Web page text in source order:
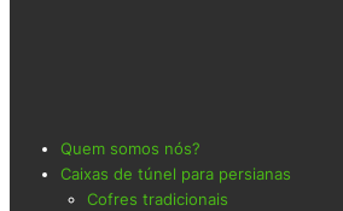
Quem somos nós?
Caixas de túnel para persianas
Cofres tradicionais